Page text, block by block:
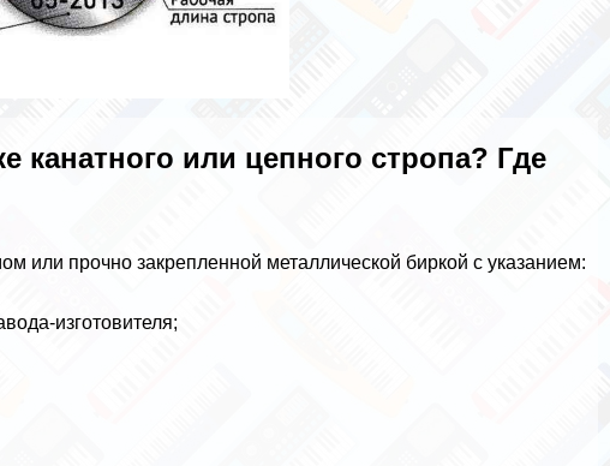
канатного или цепного стропа? Где
или прочно закрепленной металлической биркой с указанием:
изготовителя;